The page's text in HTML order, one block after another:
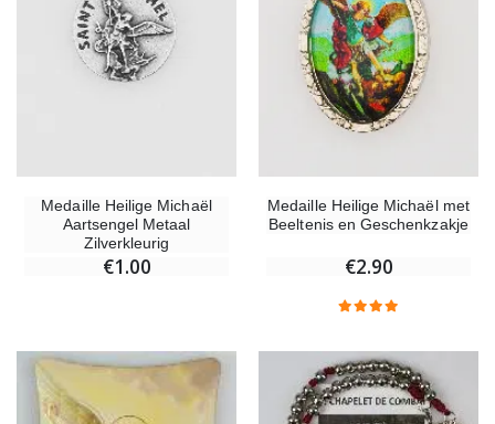
Medaille Heilige Michaël
Aartsengel Metaal
Zilverkleurig
€1.00
Medaille Heilige Michaël met
Beeltenis en Geschenkzakje
€2.90